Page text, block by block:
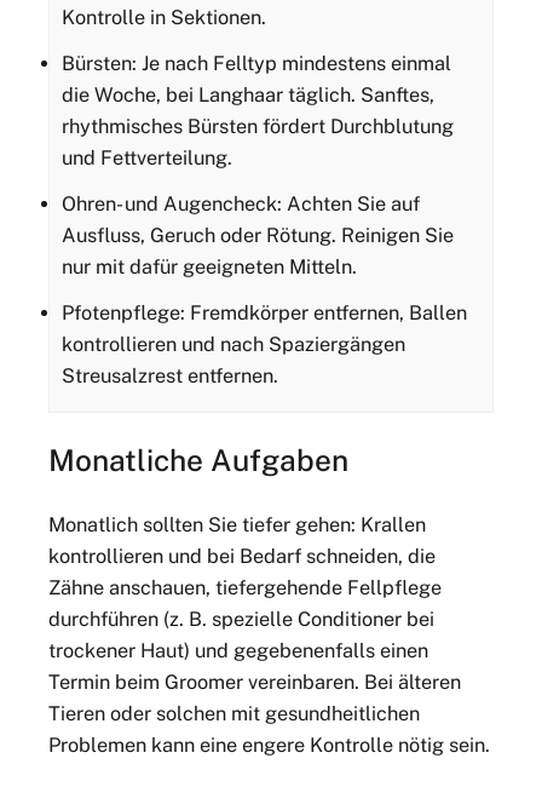
Kontrolle in Sektionen.
Bürsten: Je nach Felltyp mindestens einmal
die Woche, bei Langhaar täglich. Sanftes,
rhythmisches Bürsten fördert Durchblutung
und Fettverteilung.
Ohren- und Augencheck: Achten Sie auf
Ausfluss, Geruch oder Rötung. Reinigen Sie
nur mit dafür geeigneten Mitteln.
Pfotenpflege: Fremdkörper entfernen, Ballen
kontrollieren und nach Spaziergängen
Streusalzrest entfernen.
Monatliche Aufgaben
Monatlich sollten Sie tiefer gehen: Krallen
kontrollieren und bei Bedarf schneiden, die
Zähne anschauen, tiefergehende Fellpflege
durchführen (z. B. spezielle Conditioner bei
trockener Haut) und gegebenenfalls einen
Termin beim Groomer vereinbaren. Bei älteren
Tieren oder solchen mit gesundheitlichen
Problemen kann eine engere Kontrolle nötig sein.